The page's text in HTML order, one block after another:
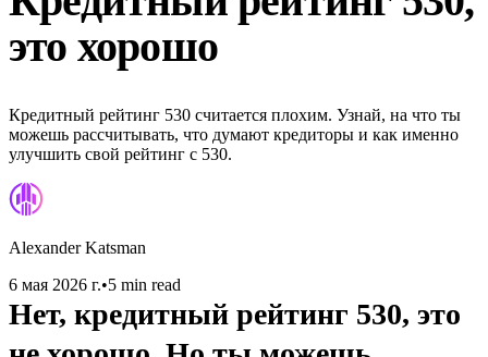
это хорошо
Кредитный рейтинг 530 считается плохим. Узнай, на что ты
можешь рассчитывать, что думают кредиторы и как именно
улучшить свой рейтинг с 530.
Alexander Katsman
6 мая 2026 г.•5 min read
Нет, кредитный рейтинг 530, это